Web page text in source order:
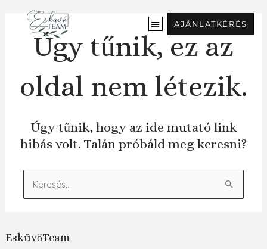
tartalomra
AJÁNLATKÉRÉS
Úgy tűnik, ez az
oldal nem létezik.
Úgy tűnik, hogy az ide mutató link
hibás volt. Talán próbáld meg keresni?
Keresés:
EsküvőTeam